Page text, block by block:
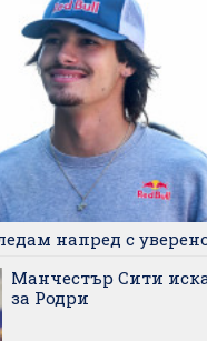
напред с
Манчестър Сити
за Родри